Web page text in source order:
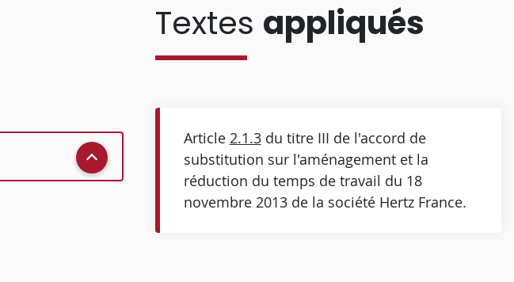
Textes appliqués
Article 2.1.3du titre III de l'accord de
substitution sur l'aménagement et la
réduction du temps de travail du 18
novembre 2013 de la société Hertz France.